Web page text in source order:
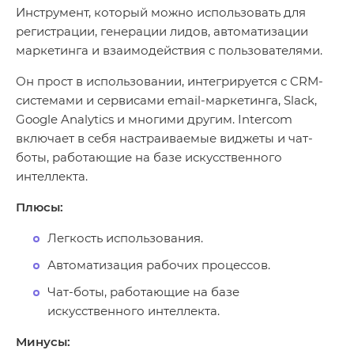
Инструмент, который можно использовать для
регистрации, генерации лидов, автоматизации
маркетинга и взаимодействия с пользователями.
Он прост в использовании, интегрируется с CRM-
системами и сервисами email-маркетинга, Slack,
Google Analytics и многими другим. Intercom
включает в себя настраиваемые виджеты и чат-
боты, работающие на базе искусственного
интеллекта.
Плюсы:
Легкость использования.
Автоматизация рабочих процессов.
Чат-боты, работающие на базе
искусственного интеллекта.
Минусы: